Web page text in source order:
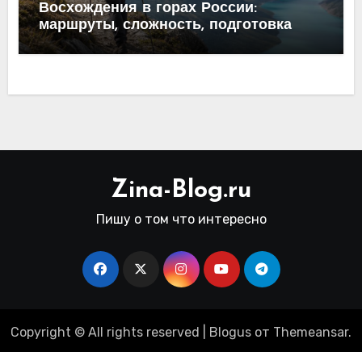
Восхождения в горах России:
маршруты, сложность, подготовка
Zina-Blog.ru
Пишу о том что интересно
Copyright © All rights reserved Blogus от Themeansar.